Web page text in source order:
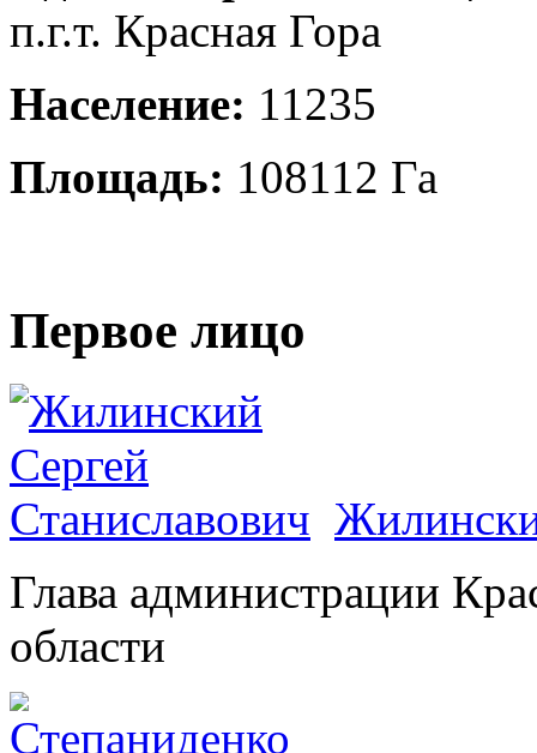
п.г.т. Красная Гора
Население: 11235
Площадь: 108112 Га
Первое лицо
Глава администрации
области